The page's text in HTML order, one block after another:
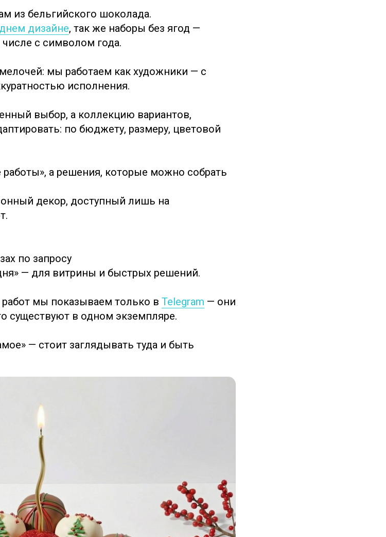
из бельгийского шоколада.
дизайне, так же наборы без ягод —
с символом года.
мы работаем как художники — с
исполнения.
выбор, а коллекцию вариантов,
по бюджету, размеру, цветовой
работы», а решения, которые можно собрать
декор, доступный лишь на
по запросу
— для витрины и быстрых решений.
работ мы показываем только в Telegram — они
существуют в одном экземпляре.
— стоит заглядывать туда и быть